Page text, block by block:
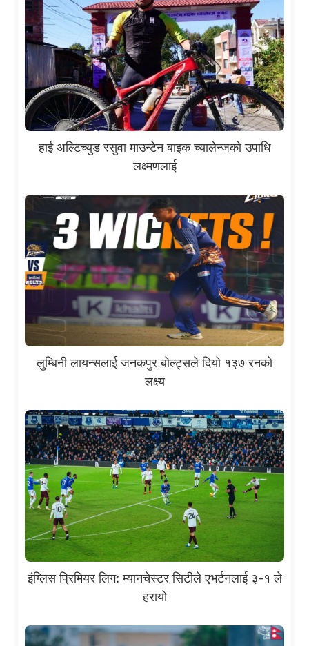
हाई अल्टिच्युड रसुवा माउन्टेन बाइक च्यालेन्जको उपाधि
लक्ष्मणलाई
लुम्बिनी लायन्सलाई जनकपुर बोल्ट्सले दियो १३७ रनको
लक्ष्य
इंग्लिस प्रिमियर लिग: म्यानचेस्टर सिटीले एभर्टनलाई ३-१ ले
हरायो